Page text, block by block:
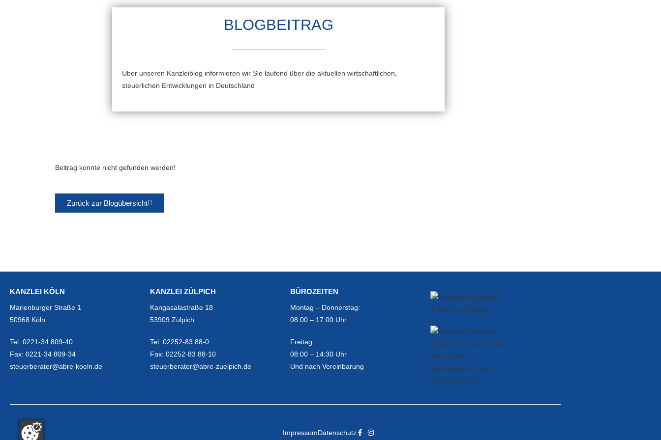
BLOGBEITRAG
Über unseren Kanzleiblog informieren wir Sie laufend über die aktuellen wirtschaftlichen,
steuerlichen Entwicklungen in Deutschland
Beitrag konnte nicht gefunden werden!
Zurück zur Blogübersicht
KANZLEI KÖLN
Marienburger Straße 1
50968 Köln
Tel: 0221-34 809-40
Fax: 0221-34 809-34
steuerberater@abre-koeln.de
KANZLEI ZÜLPICH
Kangasalastraße 18
53909 Zülpich
Tel: 02252-83 88-0
Fax: 02252-83 88-10
steuerberater@abre-zuelpich.de
BÜROZEITEN
Montag – Donnerstag:
08:00 – 17:00 Uhr
Freitag:
08:00 – 14:30 Uhr
Und nach Vereinbarung
ImpressumDatenschutz